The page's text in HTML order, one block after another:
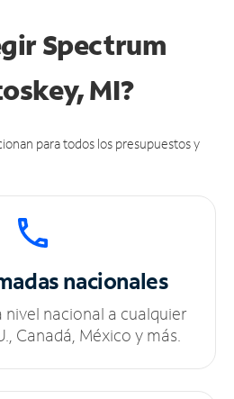
Spectrum
MI?
para todos los presupuestos y
nacionales
nivel nacional a cualquier
Canadá, México y más.